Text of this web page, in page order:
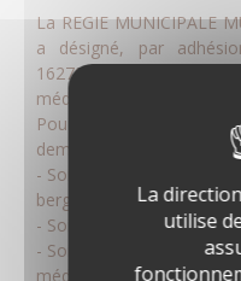
La REGIE MUNICIPALE
a désigné, par
16270/VM/2504
médiation de la
Pour saisir le médiateur,
demande :
- Soit par écrit à : Sas
bergerie 01800 Saint
- Soit par mail à :
- Soit en remplissant le
médiateur » sur le site
La
utilise